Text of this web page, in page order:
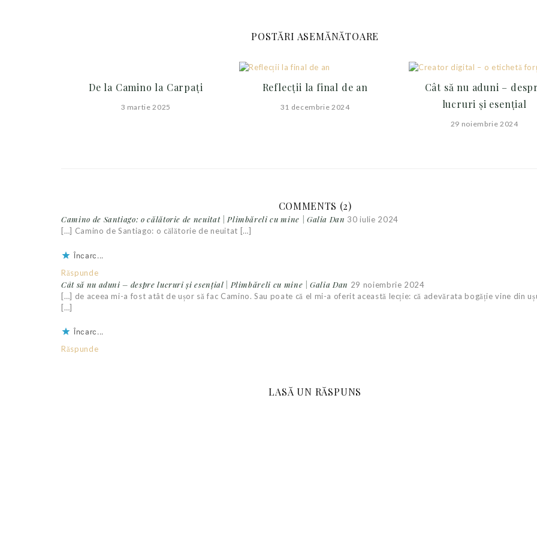
POSTĂRI ASEMĂNĂTOARE
De la Camino la Carpați
3 martie 2025
Reflecții la final de an
31 decembrie 2024
Cât să nu aduni –
lucruri și esențial
29 noiembrie 2024
COMMENTS (2)
Camino de Santiago: o călătorie de neuitat | Plimbăreli cu mine | Galia Dan 30 iulie 2024
[…] Camino de Santiago: o călătorie de neuitat […]
Încarc...
Răspunde
Cât să nu aduni – despre lucruri și esențial | Plimbăreli cu mine | Galia Dan 29 noiembrie 2024
[…] de aceea mi-a fost atât de ușor să fac Camino. Sau poate că el mi-a oferit această lecție: că adevărata bogăție vine din
[…]
Încarc...
Răspunde
LASĂ UN RĂSPUNS